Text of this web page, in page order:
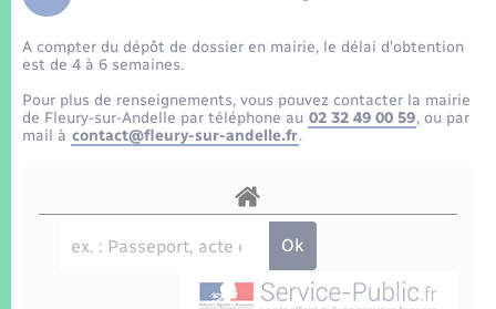
Etat-civil - Papiers - Citoyenneté
Mariage – PACS
Parrainage civil
Logement - Urbanisme
Nouvel habitant
Transports scolaires
Travaux - Autorisation d’occupation de l’espace
public
Compétences
Plan interactif
A compter du dépôt de dossier en mairie, le délai d’obtention
est de 4 à 6 semaines.
Pour plus de renseignements, vous pouvez contacter la mairie
de Fleury-sur-Andelle par téléphone au 02 32 49 00 59, ou par
mail à contact@fleury-sur-andelle.fr.